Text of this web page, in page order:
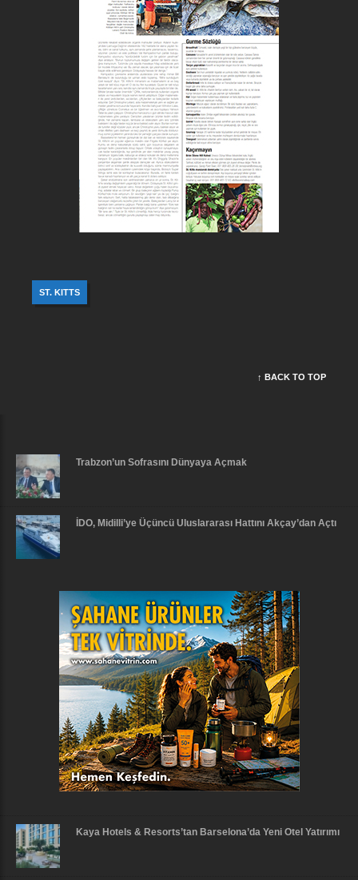
ST. KITTS
↑ BACK TO TOP
Trabzon’un Sofrasını Dünyaya Açmak
İDO, Midilli’ye Üçüncü Uluslararası Hattını Akçay’dan Açtı
Kaya Hotels & Resorts’tan Barselona’da Yeni Otel Yatırımı